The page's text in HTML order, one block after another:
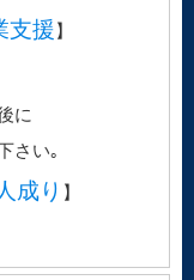
支援】
に
さい｡
成り 】